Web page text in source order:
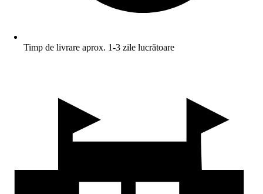
Timp de livrare aprox. 1-3 zile lucrătoare